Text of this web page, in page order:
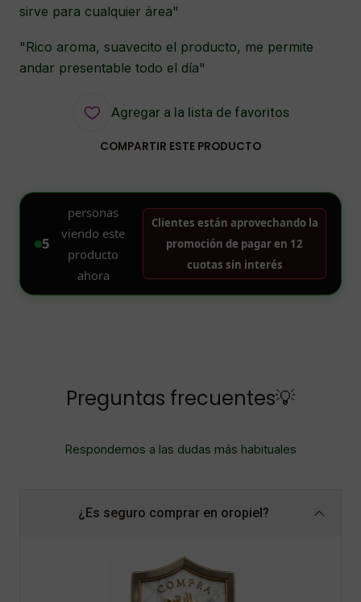
sirve para cualquier área"
"Rico aroma, suavecito el producto, me permite
andar presentable todo el día"
Agregar a la lista de favoritos
COMPARTIR ESTE PRODUCTO
Preguntas frecuentes💡
Respondemos a las dudas más habituales
¿Es seguro comprar en oropiel?